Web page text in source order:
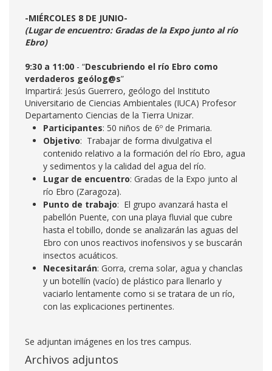
-MIÉRCOLES 8 DE JUNIO-
(Lugar de encuentro: Gradas de la Expo junto al río
Ebro)
9:30 a 11:00 - “Descubriendo el río Ebro como
verdaderos geólog@s”
Impartirá: Jesús Guerrero, geólogo del Instituto
Universitario de Ciencias Ambientales (IUCA) Profesor
Departamento Ciencias de la Tierra Unizar.
Participantes: 50 niños de 6º de Primaria.
Objetivo: Trabajar de forma divulgativa el
contenido relativo a la formación del río Ebro, agua
y sedimentos y la calidad del agua del río.
Lugar de encuentro: Gradas de la Expo junto al
río Ebro (Zaragoza).
Punto de trabajo: El grupo avanzará hasta el
pabellón Puente, con una playa fluvial que cubre
hasta el tobillo, donde se analizarán las aguas del
Ebro con unos reactivos inofensivos y se buscarán
insectos acuáticos.
Necesitarán: Gorra, crema solar, agua y chanclas
y un botellín (vacío) de plástico para llenarlo y
vaciarlo lentamente como si se tratara de un río,
con las explicaciones pertinentes.
Se adjuntan imágenes en los tres campus.
Archivos adjuntos